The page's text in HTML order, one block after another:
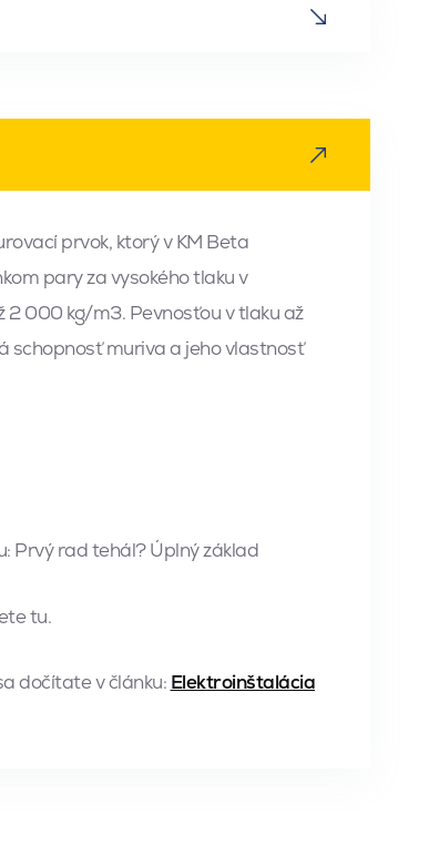
Sendwix? Ticho v štandardnej
vápennopieskových blokov
pasívnych domov
prvok, ktorý v KM Beta
pary za vysokého tlaku v
2 000 kg/m3. Pevnosťou v tlaku až
schopnosť muriva a jeho vlastnosť
Prvý rad tehál? Úplný základ
tu.
dočítate v článku: Elektroinštalácia